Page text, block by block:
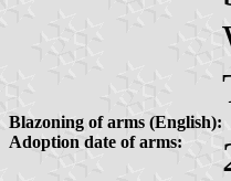
Blazoning of arms (English):
Adoption date of arms: